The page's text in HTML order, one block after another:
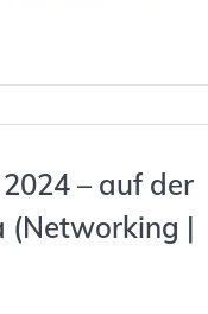
– auf der
(Networking |